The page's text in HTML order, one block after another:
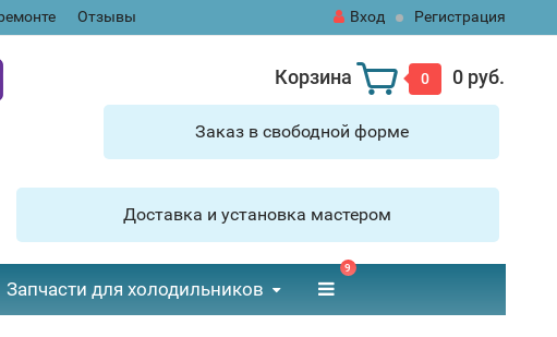
Отзывы Вход Регистрация
Корзина 0 0 руб.
Заказ в свободной форме
Доставка и установка мастером
Запчасти для холодильников
9